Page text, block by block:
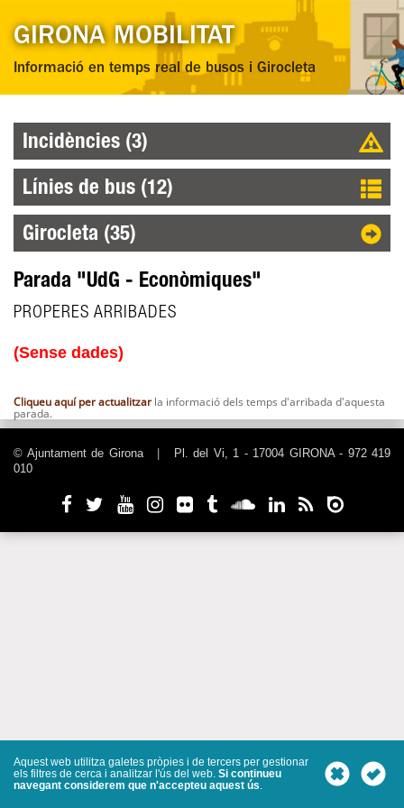
GIRONA MOBILITAT
Informació en temps real de busos i Girocleta
Incidències (3)
Línies de bus (12)
Girocleta (35)
Parada "UdG - Econòmiques"
PROPERES ARRIBADES
(Sense dades)
Cliqueu aquí per actualitzarla informació dels temps d'arribada d'aquesta
parada.
© Ajuntament de Girona
Pl. del Vi, 1 - 17004 GIRONA - 972 419
010
Aquest web utilitza galetes pròpies i de tercers per gestionar
els filtres de cerca i analitzar l'ús del web. Si continueu
navegant considerem que n'accepteu aquest ús.